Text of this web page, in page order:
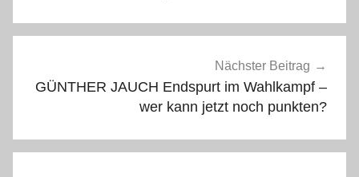
Nächster Beitrag
GÜNTHER JAUCH Endspurt im Wahlkampf –
wer kann jetzt noch punkten?